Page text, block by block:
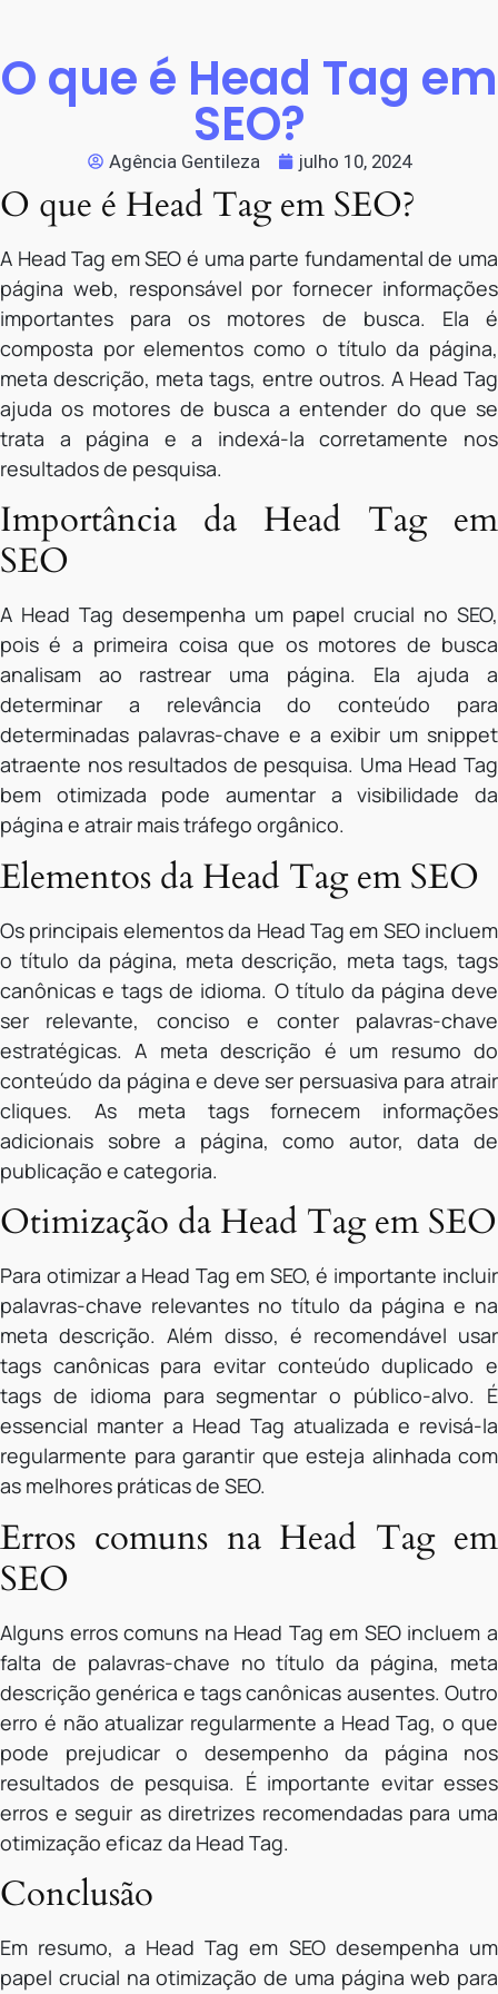
O que é Head Tag em
SEO?
Agência Gentileza julho 10, 2024
O que é Head Tag em SEO?
A Head Tag em SEO é uma parte fundamental de uma
página web, responsável por fornecer informações
importantes para os motores de busca. Ela é
composta por elementos como o título da página,
meta descrição, meta tags, entre outros. A Head Tag
ajuda os motores de busca a entender do que se
trata a página e a indexá-la corretamente nos
resultados de pesquisa.
Importância da Head Tag em
SEO
A Head Tag desempenha um papel crucial no SEO,
pois é a primeira coisa que os motores de busca
analisam ao rastrear uma página. Ela ajuda a
determinar a relevância do conteúdo para
determinadas palavras-chave e a exibir um snippet
atraente nos resultados de pesquisa. Uma Head Tag
bem otimizada pode aumentar a visibilidade da
página e atrair mais tráfego orgânico.
Elementos da Head Tag em SEO
Os principais elementos da Head Tag em SEO incluem
o título da página, meta descrição, meta tags, tags
canônicas e tags de idioma. O título da página deve
ser relevante, conciso e conter palavras-chave
estratégicas. A meta descrição é um resumo do
conteúdo da página e deve ser persuasiva para atrair
cliques. As meta tags fornecem informações
adicionais sobre a página, como autor, data de
publicação e categoria.
Otimização da Head Tag em SEO
Para otimizar a Head Tag em SEO, é importante incluir
palavras-chave relevantes no título da página e na
meta descrição. Além disso, é recomendável usar
tags canônicas para evitar conteúdo duplicado e
tags de idioma para segmentar o público-alvo. É
essencial manter a Head Tag atualizada e revisá-la
regularmente para garantir que esteja alinhada com
as melhores práticas de SEO.
Erros comuns na Head Tag em
SEO
Alguns erros comuns na Head Tag em SEO incluem a
falta de palavras-chave no título da página, meta
descrição genérica e tags canônicas ausentes. Outro
erro é não atualizar regularmente a Head Tag, o que
pode prejudicar o desempenho da página nos
resultados de pesquisa. É importante evitar esses
erros e seguir as diretrizes recomendadas para uma
otimização eficaz da Head Tag.
Conclusão
Em resumo, a Head Tag em SEO desempenha um
papel crucial na otimização de uma página web para